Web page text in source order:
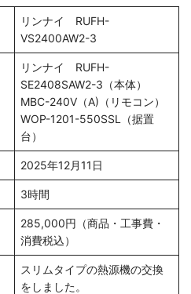
リンナイ RUFH-
VS2400AW2-3
リンナイ RUFH-
SE2408SAW2-3（本体）
MBC-240V（A)（リモコン）
WOP-1201-550SSL（据置
台）
2025年12月11日
3時間
285,000円（商品・工事費・
消費税込）
スリムタイプの熱源機の交換
をしました。